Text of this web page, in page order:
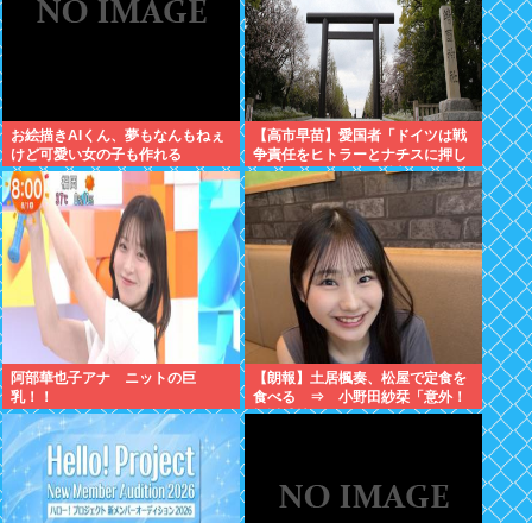
お絵描きAIくん、夢もなんもねぇ
けど可愛い女の子も作れる
【高市早苗】愛国者「ドイツは戦
争責任をヒトラーとナチスに押し
付けたくせに日本を批判しゅりゅ
なぁぁぁぁぁ！」
阿部華也子アナ ニットの巨
乳！！
【朗報】土居楓奏、松屋で定食を
食べる ⇒ 小野田紗栞「意外！
親近感持った」